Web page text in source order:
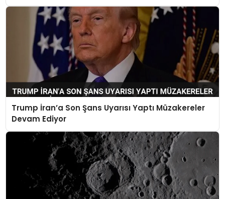
Trump İran’a Son Şans Uyarısı Yaptı Müzakereler
Devam Ediyor